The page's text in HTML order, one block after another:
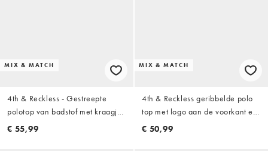
MIX & MATCH
4th & Reckless - Gestreepte
polotop van badstof met kraagje
in geel, deel van co-ord set
€ 55,99
MIX & MATCH
4th & Reckless geribbelde polo
top met logo aan de voorkant en
kraag als co-ord in crème- en
€ 50,99